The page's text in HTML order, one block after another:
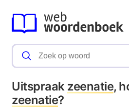
Uitspraak zeenatie,
zeenatie?